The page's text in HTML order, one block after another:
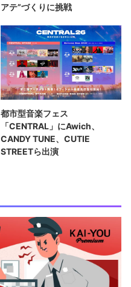
アテ”づくりに挑戦
都市型音楽フェス
「CENTRAL」にAwich、
CANDY TUNE、CUTIE
STREETら出演